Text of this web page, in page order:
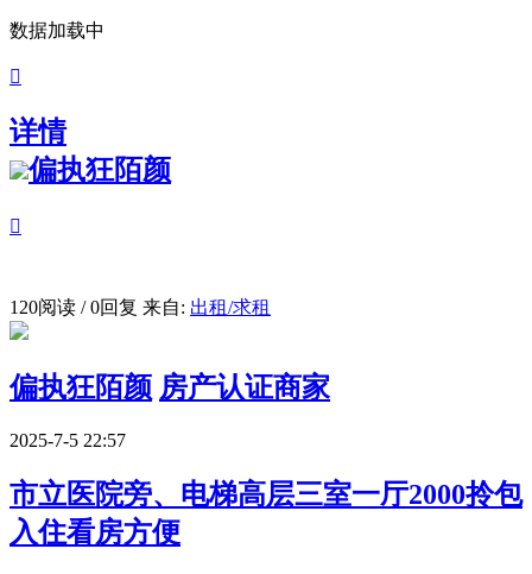
数据加载中

详情
偏执狂陌颜

120阅读 / 0回复 来自: 出租/求租
偏执狂陌颜 房产认证商家
2025-7-5 22:57
市立医院旁、电梯高层三室一厅2000拎包
入住看房方便